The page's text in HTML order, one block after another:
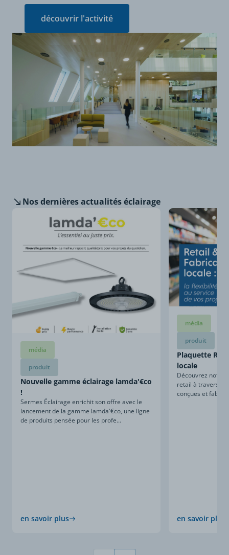
découvrir l'activité
Nos dernièresactualités éclairage
média
produit
Nouvelle gamme éclairage lamda'€co
!
Sermes Éclairage enrichit son offre avec le
lancement de la gamme lamda'€co, une ligne
de produits pensée pour les profe...
en savoir plus
média
produit
Plaquette
locale
Découvrez notre
retail à travers
conçues et
en savoir plus